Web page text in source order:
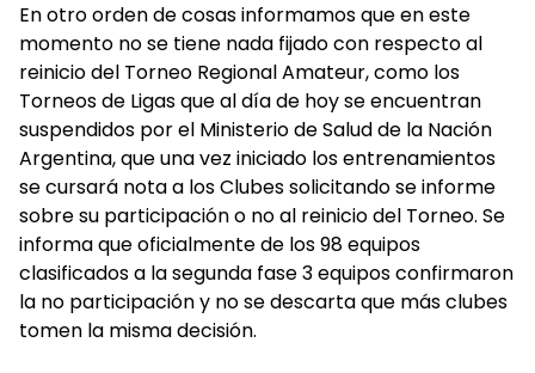
En otro orden de cosas informamos que en este
momento no se tiene nada fijado con respecto al
reinicio del Torneo Regional Amateur, como los
Torneos de Ligas que al día de hoy se encuentran
suspendidos por el Ministerio de Salud de la Nación
Argentina, que una vez iniciado los entrenamientos
se cursará nota a los Clubes solicitando se informe
sobre su participación o no al reinicio del Torneo. Se
informa que oficialmente de los 98 equipos
clasificados a la segunda fase 3 equipos confirmaron
la no participación y no se descarta que más clubes
tomen la misma decisión.